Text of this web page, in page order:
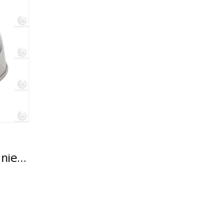
Czajnik do wody z patynowanej na czarno stali nierdzewnej CW-T048-A